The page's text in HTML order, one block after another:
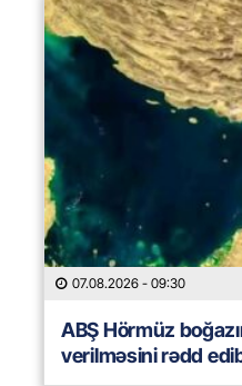
07.08.2026 - 09:30
ABŞ Hörmüz
verilməsini rədd